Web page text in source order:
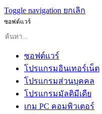
Toggle navigation ยกเลิก
ซอฟต์แวร์
ซอฟต์แวร์
โปรแกรมอินเทอร์เน็ต
โปรแกรมส่วนบุคคล
โปรแกรมมัลติมีเดีย
เกม PC คอมพิวเตอร์